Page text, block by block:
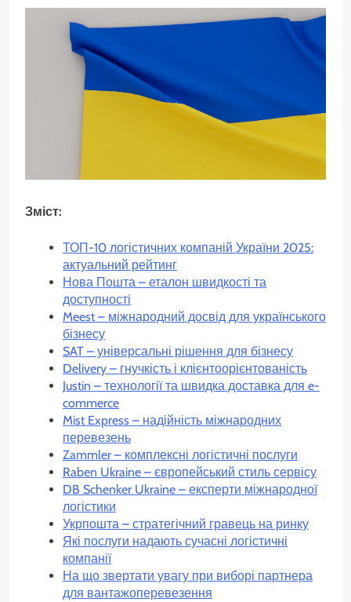
Зміст:
ТОП-10 логістичних компаній України 2025:
актуальний рейтинг
Нова Пошта – еталон швидкості та
доступності
Meest – міжнародний досвід для українського
бізнесу
SAT – універсальні рішення для бізнесу
Delivery – гнучкість і клієнтоорієнтованість
Justin – технології та швидка доставка для e-
commerce
Mist Express – надійність міжнародних
перевезень
Zammler – комплексні логістичні послуги
Raben Ukraine – європейський стиль сервісу
DB Schenker Ukraine – експерти міжнародної
логістики
Укрпошта – стратегічний гравець на ринку
Які послуги надають сучасні логістичні
компанії
На що звертати увагу при виборі партнера
для вантажоперевезення